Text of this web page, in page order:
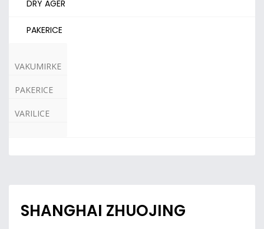
DRY AGER
PAKERICE
VAKUMIRKE
PAKERICE
VARILICE
SHANGHAI ZHUOJING